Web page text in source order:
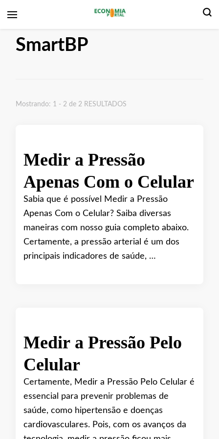
SmartBP
Mostrando: 1 - 2 de 2 RESULTADOS
Medir a Pressão
Apenas Com o Celular
Sabia que é possível Medir a Pressão
Apenas Com o Celular? Saiba diversas
maneiras com nosso guia completo abaixo.
Certamente, a pressão arterial é um dos
principais indicadores de saúde, …
Medir a Pressão Pelo
Celular
Certamente, Medir a Pressão Pelo Celular é
essencial para prevenir problemas de
saúde, como hipertensão e doenças
cardiovasculares. Pois, com os avanços da